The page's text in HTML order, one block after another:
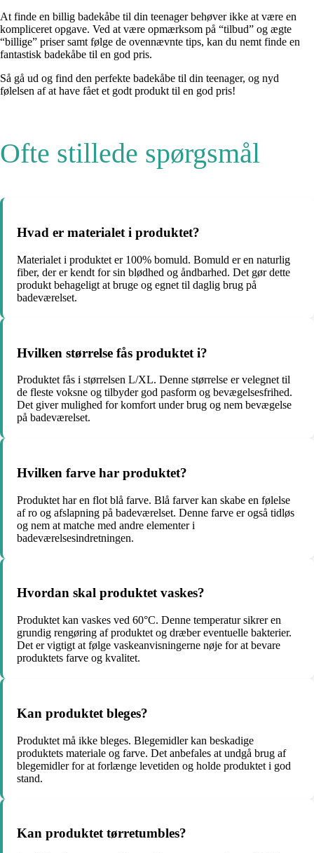
At finde en billig badekåbe til din teenager behøver ikke at være en
kompliceret opgave. Ved at være opmærksom på “tilbud” og ægte
“billige” priser samt følge de ovennævnte tips, kan du nemt finde en
fantastisk badekåbe til en god pris.
Så gå ud og find den perfekte badekåbe til din teenager, og nyd
følelsen af at have fået et godt produkt til en god pris!
Ofte stillede spørgsmål
Hvad er materialet i produktet?
Materialet i produktet er 100% bomuld. Bomuld er en naturlig
fiber, der er kendt for sin blødhed og åndbarhed. Det gør dette
produkt behageligt at bruge og egnet til daglig brug på
badeværelset.
Hvilken størrelse fås produktet i?
Produktet fås i størrelsen L/XL. Denne størrelse er velegnet til
de fleste voksne og tilbyder god pasform og bevægelsesfrihed.
Det giver mulighed for komfort under brug og nem bevægelse
på badeværelset.
Hvilken farve har produktet?
Produktet har en flot blå farve. Blå farver kan skabe en følelse
af ro og afslapning på badeværelset. Denne farve er også tidløs
og nem at matche med andre elementer i
badeværelsesindretningen.
Hvordan skal produktet vaskes?
Produktet kan vaskes ved 60°C. Denne temperatur sikrer en
grundig rengøring af produktet og dræber eventuelle bakterier.
Det er vigtigt at følge vaskeanvisningerne nøje for at bevare
produktets farve og kvalitet.
Kan produktet bleges?
Produktet må ikke bleges. Blegemidler kan beskadige
produktets materiale og farve. Det anbefales at undgå brug af
blegemidler for at forlænge levetiden og holde produktet i god
stand.
Kan produktet tørretumbles?